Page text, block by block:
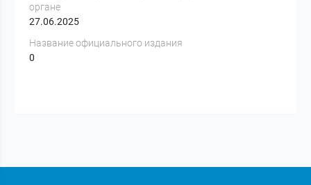
органе
27.06.2025
Название официального издания
0